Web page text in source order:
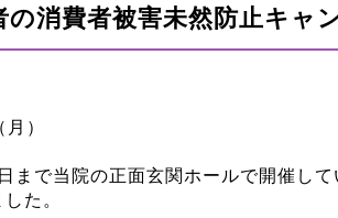
の消費者被害未然防止キャ
）
まで当院の正面玄関ホールで開催し
た。